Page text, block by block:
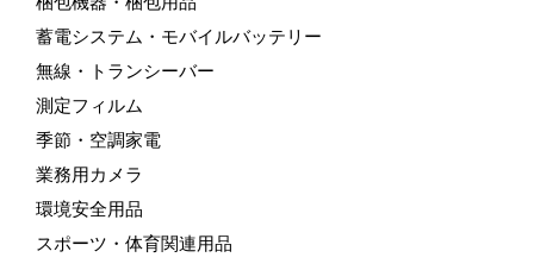
蓄電システム・モバイルバッテリー
無線・トランシーバー
測定フィルム
季節・空調家電
業務用カメラ
環境安全用品
スポーツ・体育関連用品